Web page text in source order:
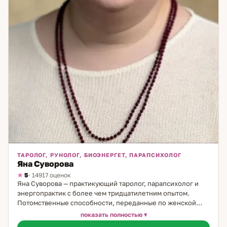
ТАРОЛОГ, РУНОЛОГ, БИОЭНЕРГЕТ, ПАРАПСИХОЛОГ
Яна Суворова
5· 14917 оценок
Яна Суворова — практикующий таролог, парапсихолог и
энергопрактик с более чем тридцатилетним опытом.
Потомственные способности, переданные по женской
линии, позволили ей с юности развить тонкое восприятие
энергий и глубоко понимать внутренние процессы
показать полностью